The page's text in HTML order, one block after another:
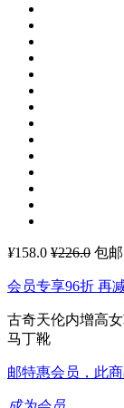
¥158.0 ¥226.0 包邮
会员专享96折 再
古奇天伦内增高
马丁靴
邮特惠会员，此